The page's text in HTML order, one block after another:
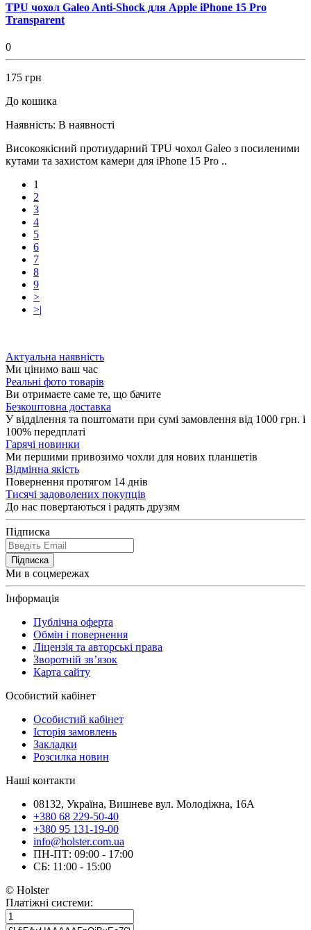
TPU чохол Galeo Anti-Shock для Apple iPhone 15 Pro
Transparent
0
175 грн
До кошика
Наявність: В наявності
Високоякісний протиударний TPU чохол Galeo з посиленими
кутами та захистом камери для iPhone 15 Pro ..
1
2
3
4
5
6
7
8
9
>
>|
Актуальна наявність
Ми цінимо ваш час
Реальні фото товарів
Ви отримаєте саме те, що бачите
Безкоштовна доставка
У відділення та поштомати при сумі замовлення від 1000 грн. і
100% передплаті
Гарячі новинки
Ми першими привозимо чохли для нових планшетів
Відмінна якість
Повернення протягом 14 днів
Тисячі задоволених покупців
До нас повертаються і радять друзям
Підписка
Підписка
Ми в соцмережах
Інформація
Публічна оферта
Обмін і повернення
Ліцензія та авторські права
Зворотній зв’язок
Карта сайту
Особистий кабінет
Особистий кабінет
Історія замовлень
Закладки
Розсилка новин
Наші контакти
08132, Україна, Вишневе вул. Молодіжна, 16А
+380 68 229-50-40
+380 95 131-19-00
info@holster.com.ua
ПН-ПТ: 09:00 - 17:00
СБ: 11:00 - 15:00
© Holster
Платіжні системи: